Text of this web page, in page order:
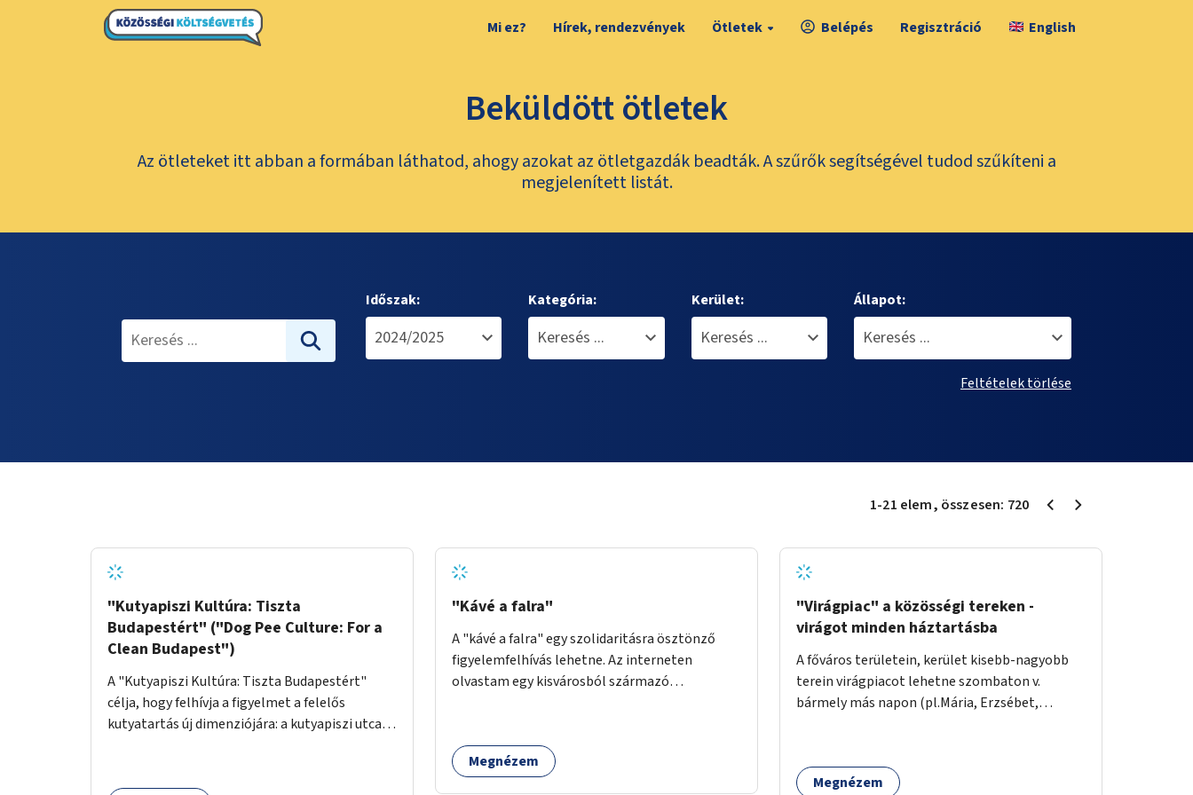
Mi ez? Hírek, rendezvények Ötletek Belépés Regisztráció English
Beküldött ötletek
Az ötleteket itt abban a formában láthatod, ahogy azokat az ötletgazdák beadták. A szűrők segítségével tudod szűkíteni a
megjelenített listát.
Időszak: Kategória: Kerület: Állapot:
Feltételek törlése
1-21 elem, összesen: 720
"Kutyapiszi Kultúra: Tiszta
Budapestért" ("Dog Pee Culture: For a
Clean Budapest")
A "Kutyapiszi Kultúra: Tiszta Budapestért"
célja, hogy felhívja a figyelmet a felelős
kutyatartás új dimenziójára: a kutyapiszi utcai
hogy séta közben, amikor kedvencük a járdára
"Kávé a falra"
A "kávé a falra" egy szolidaritásra ösztönző
figyelemfelhívás lehetne. Az interneten
olvastam egy kisvárosból származó
dolgozói a falra. Ha egy arra rászoruló betért, a
falról ingyenesen megkaphatta a már
Megnézem
"Virágpiac" a közösségi tereken -
virágot minden háztartásba
A főváros területein, kerület kisebb-nagyobb
terein virágpiacot lehetne szombaton v.
bármely más napon (pl.Mária, Erzsébet,
helyeket, 50-150nm vagy afeletti területet (ha
sokakat érdekelne). Névleges összeget fizetne
Megnézem